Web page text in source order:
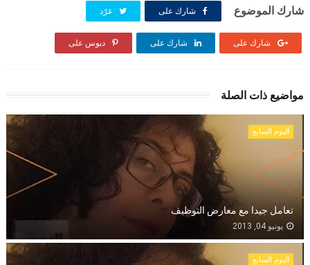
شارك الموضوع شارك على غرّد
شارك على شارك على دبوس على
مواضيع ذات الصلة
اليوم السابع
تعامل جيدا مع معارض التوظيف
يونيو 04, 2013
اليوم السابع